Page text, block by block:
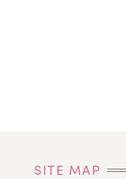
SITE MAP